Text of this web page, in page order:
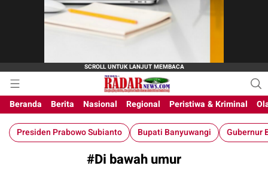
M-Radar News
media online
Beranda
Berita Nasional Regional Peristiwa & Kriminal
Presiden Prabowo Subianto Bupati Banyuwangi Gubernur
#Di bawah umur